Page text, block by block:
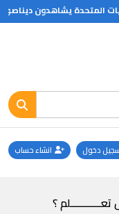
المتحدة يشاهدون
دخول انشاء حساب
؟